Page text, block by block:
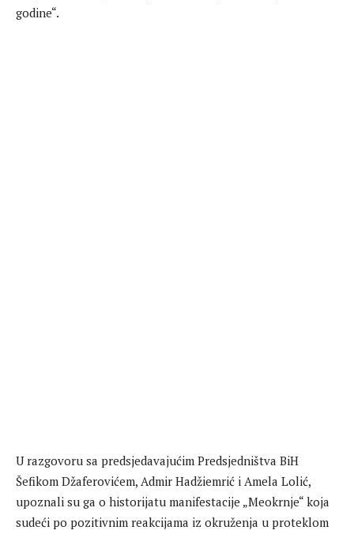
godine“.
U razgovoru sa predsjedavajućim Predsjedništva BiH
Šefikom Džaferovićem, Admir Hadžiemrić i Amela Lolić,
upoznali su ga o historijatu manifestacije „Meokrnje“ koja
sudeći po pozitivnim reakcijama iz okruženja u proteklom